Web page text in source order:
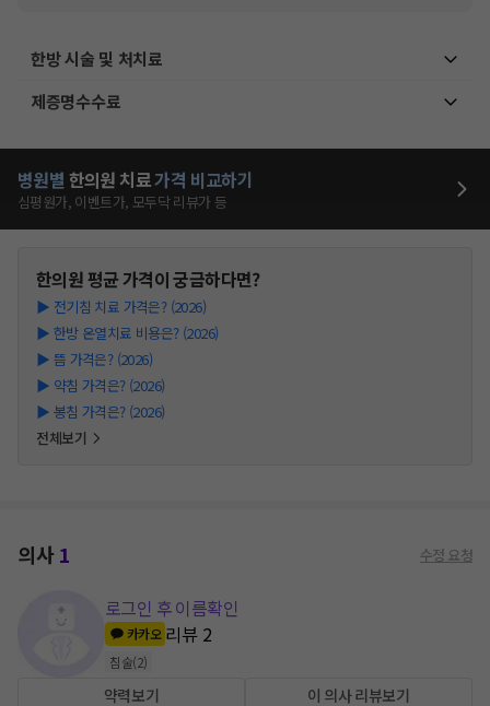
한방 시술 및 처치료
제증명수수료
병원별 한의원 치료가격 비교하기
심평원가, 이벤트가, 모두닥 리뷰가 등
한의원평균 가격이 궁금하다면?
▶ 전기침 치료 가격은? (2026)
▶ 한방 온열치료 비용은? (2026)
▶ 뜸 가격은? (2026)
▶ 약침 가격은? (2026)
▶ 봉침 가격은? (2026)
전체보기
의사1 수정 요청
로그인 후 이름확인
카카오 리뷰 2
침술(2)
약력보기 이 의사 리뷰보기